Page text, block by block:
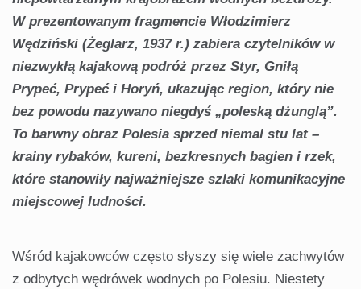
W prezentowanym fragmencie Włodzimierz
Wędziński (Żeglarz, 1937 r.) zabiera czytelników w
niezwykłą kajakową podróż przez Styr, Gniłą
Prypeć, Prypeć i Horyń, ukazując region, który nie
bez powodu nazywano niegdyś „poleską dżunglą”.
To barwny obraz Polesia sprzed niemal stu lat –
krainy rybaków, kureni, bezkresnych bagien i rzek,
które stanowiły najważniejsze szlaki komunikacyjne
miejscowej ludności.
Wśród kajakowców często słyszy się wiele zachwytów
z odbytych wędrówek wodnych po Polesiu. Niestety